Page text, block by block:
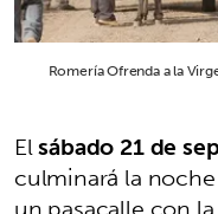
Romería Ofrenda a la
Elsábado 21 de
culminará la